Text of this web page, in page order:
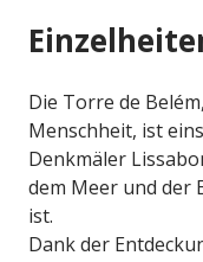
Die Torre de
Menschheit, ist
Denkmäler
dem Meer und der
ist.
Dank der